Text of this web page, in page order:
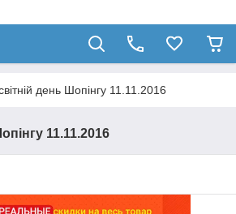
день Шопінгу 11.11.2016
11.11.2016